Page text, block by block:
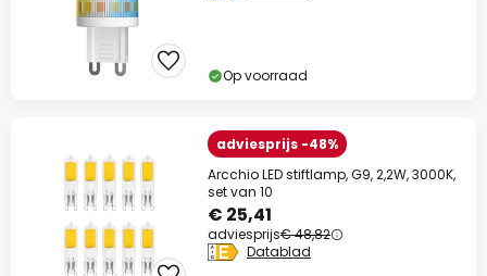
Op voorraad
adviesprijs -48%
Arcchio LED stiftlamp, G9, 2,2W, 3000K,
set van 10
€ 25,41
adviesprijs€ 48,82
Datablad